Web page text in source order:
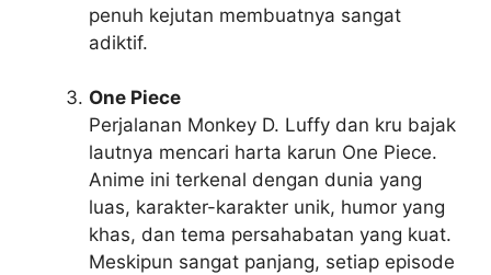
penuh kejutan membuatnya sangat
adiktif.
One Piece
Perjalanan Monkey D. Luffy dan kru bajak
lautnya mencari harta karun One Piece.
Anime ini terkenal dengan dunia yang
luas, karakter-karakter unik, humor yang
khas, dan tema persahabatan yang kuat.
Meskipun sangat panjang, setiap episode